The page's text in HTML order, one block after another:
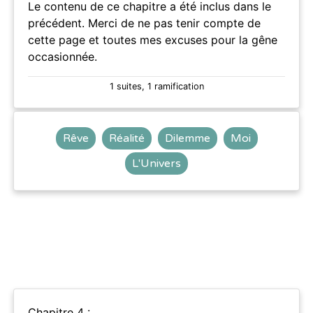
Le contenu de ce chapitre a été inclus dans le
précédent. Merci de ne pas tenir compte de
cette page et toutes mes excuses pour la gêne
occasionnée.
1 suites, 1 ramification
Rêve Réalité Dilemme
Moi
L'Univers